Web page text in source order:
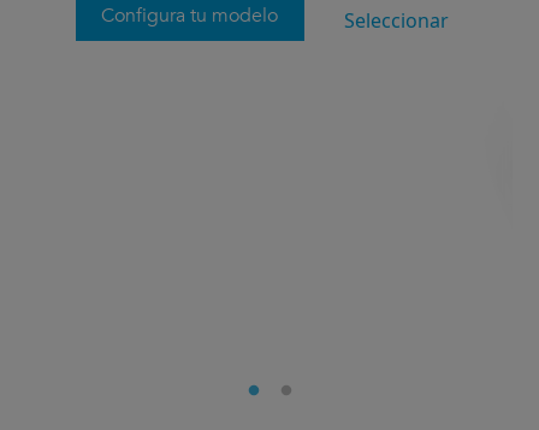
Configura tu modelo Seleccionar